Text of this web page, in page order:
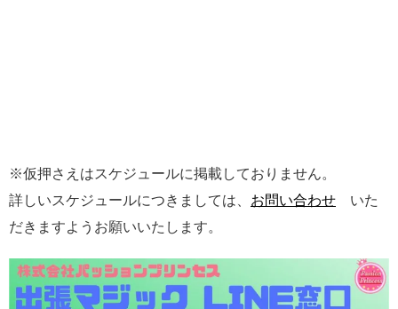
※仮押さえはスケジュールに掲載しておりません。
詳しいスケジュールにつきましては、 お問い合わせ いた
だきますようお願いいたします。